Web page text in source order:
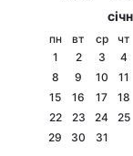
пн вт ср чт
1
2 3 4
8
9 10 11
15
16 17 18
22
23 24 25
29
30 31